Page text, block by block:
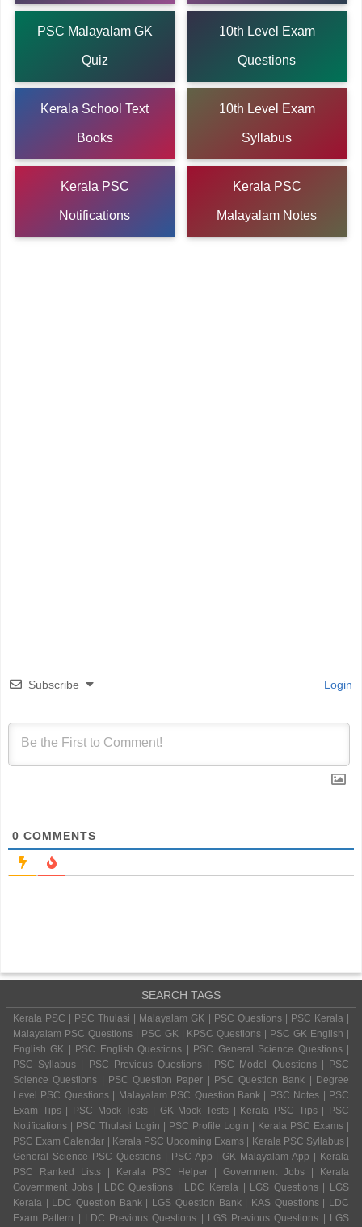
PSC Malayalam GK
Quiz
10th Level Exam
Questions
Kerala School Text
Books
10th Level Exam
Syllabus
Kerala PSC
Notifications
Kerala PSC
Malayalam Notes
Subscribe Login
0 COMMENTS
SEARCH TAGS
Kerala PSC | PSC Thulasi | Malayalam GK | PSC Questions | PSC Kerala |
Malayalam PSC Questions | PSC GK | KPSC Questions | PSC GK English |
English GK | PSC English Questions | PSC General Science Questions |
PSC Syllabus | PSC Previous Questions | PSC Model Questions | PSC
Science Questions | PSC Question Paper | PSC Question Bank | Degree
Level PSC Questions | Malayalam PSC Question Bank | PSC Notes | PSC
Exam Tips | PSC Mock Tests | GK Mock Tests | Kerala PSC Tips | PSC
Notifications | PSC Thulasi Login | PSC Profile Login | Kerala PSC Exams |
PSC Exam Calendar | Kerala PSC Upcoming Exams | Kerala PSC Syllabus |
General Science PSC Questions | PSC App | GK Malayalam App | Kerala
PSC Ranked Lists | Kerala PSC Helper | Government Jobs | Kerala
Government Jobs | LDC Questions | LDC Kerala | LGS Questions | LGS
Kerala | LDC Question Bank | LGS Question Bank | KAS Questions | LDC
Exam Pattern | LDC Previous Questions | LGS Previous Questions | LGS